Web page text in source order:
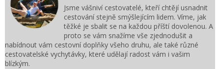
Jsme vášniví cestovatelé, kteří chtějí usnadnit
cestování stejně smýšlejícím lidem. Víme, jak
těžké je sbalit se na každou příští dovolenou. A
proto se vám snažíme vše zjednodušit a
nabídnout vám cestovní doplňky všeho druhu, ale také různé
cestovatelské vychytávky, které udělají radost vám i vašim
blízkým.